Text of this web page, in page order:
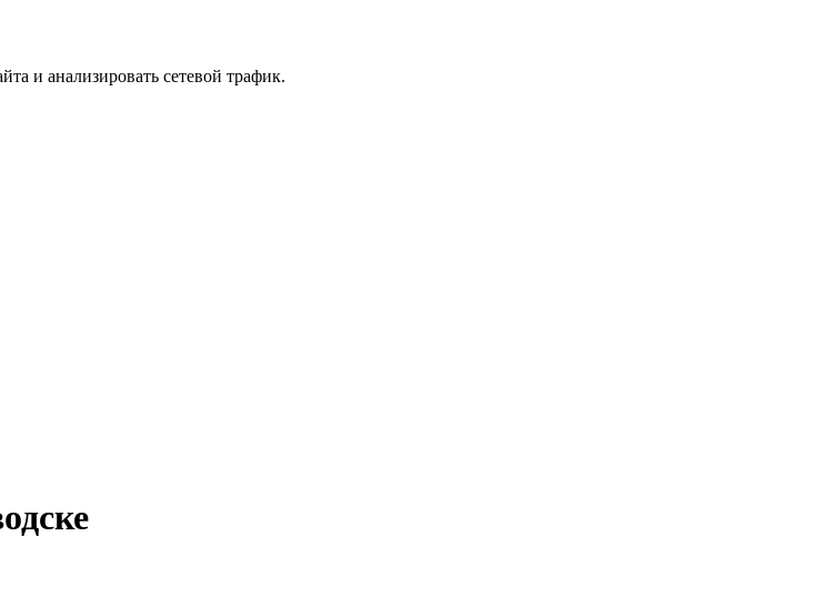
и анализировать сетевой трафик.